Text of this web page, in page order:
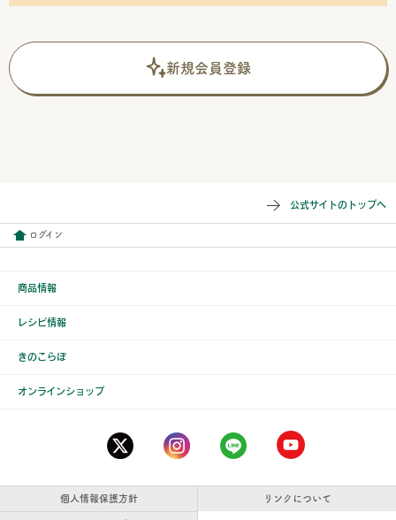
新規会員登録
公式サイトのトップへ
ログイン
商品情報
レシピ情報
きのこらぼ
オンラインショップ
個人情報保護方針 リンクについて